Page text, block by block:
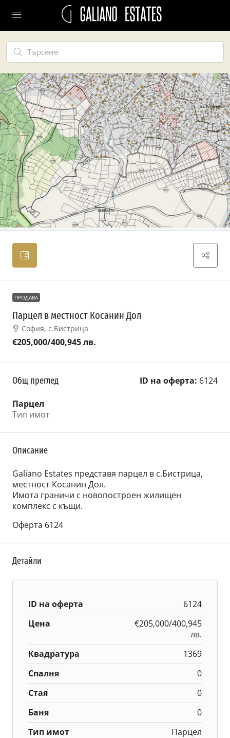
ПРОДАВА
Парцел в местност Косанин Дол
София, с.Бистрица
€205,000/400,945 лв.
Общ преглед ID на оферта: 6124
Парцел
Тип имот
Описание
Galiano Estates представя парцел в с.Бистрица,
местност Косанин Дол.
Имота граничи с новопостроен жилищен
комплекс с къщи.
Оферта 6124
Детайли
ID на оферта
6124
Цена
€205,000/400,945
лв.
Квадратура
1369
Спалня
0
Стая
0
Баня
0
Тип имот
Парцел